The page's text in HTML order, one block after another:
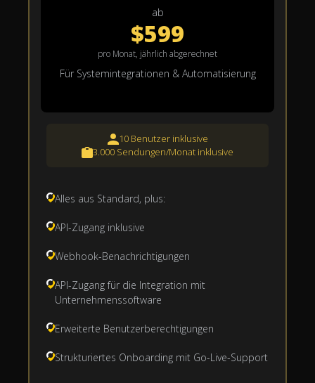
ab
$599
pro Monat, jährlich abgerechnet
Für Systemintegrationen & Automatisierung
10 Benutzer inklusive
3.000 Sendungen/Monat inklusive
Alles aus Standard, plus:
API-Zugang inklusive
Webhook-Benachrichtigungen
API-Zugang für die Integration mit
Unternehmenssoftware
Erweiterte Benutzerberechtigungen
Strukturiertes Onboarding mit Go-Live-Support